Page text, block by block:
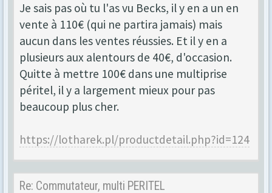
Je sais pas où tu l'as vu Becks, il y en a un en
vente à 110€ (qui ne partira jamais) mais
aucun dans les ventes réussies. Et il y en a
plusieurs aux alentours de 40€, d'occasion.
Quitte à mettre 100€ dans une multiprise
péritel, il y a largement mieux pour pas
beaucoup plus cher.
https://lotharek.pl/productdetail.php?id=124
Re: Commutateur, multi PERITEL